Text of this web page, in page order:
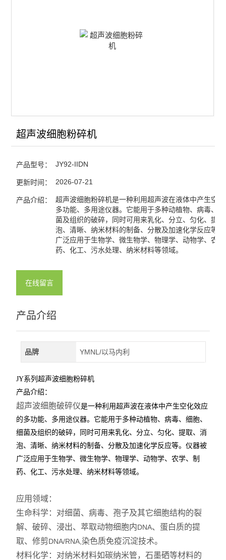
手持式超声波细胞粉碎机
超声波微波组合反应系统
查看全部 >>
超声波细胞粉碎机
产品型号： JY92-IIDN
更新时间： 2026-07-21
产品介绍：
超声波细胞粉碎机是一种利用超声波在液体中产生空
多功能、多用途仪器。它能用于多种动植物、病毒、
菌及组织的破碎，同时可用来乳化、分立、匀化、提
泡、清晰、纳米材料的制备、分散及加速化学反应等
广泛应用于生物学、微生物学、物理学、动物学、农
药、化工、污水处理、纳米材料等领域。
在线留言
产品介绍
品牌 YMNL/以马内利
JY系列超声波细胞粉碎机
产品介绍：
超声波细胞破碎仪是一种利用超声波在液体中产生空化效应
的多功能、多用途仪器。它能用于多种动植物、病毒、细胞、
细菌及组织的破碎，同时可用来乳化、分立、匀化、提取、消
泡、清晰、纳米材料的制备、分散及加速化学反应等。仪器被
广泛应用于生物学、微生物学、物理学、动物学、农学、制
药、化工、污水处理、纳米材料等领域。
应用领域：
生命科学：对细菌、病毒、孢子及其它细胞结构的裂
解、破碎、浸出、萃取动物细胞内DNA、蛋白质的提
取、修剪DNA/RNA, 染色质免疫沉淀技术。
材料化学：对纳米材料如碳纳米管，石墨硒等材料的